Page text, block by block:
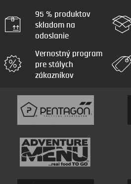
95 % produktov
skladom na
odoslanie
Vernostný program
pre stálych
zákazníkov